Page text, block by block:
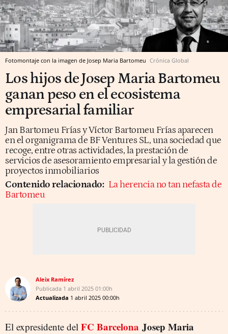
Fotomontaje con la imagen de Josep Maria Bartomeu Crónica Global
Los hijos de Josep Maria Bartomeu
ganan peso en el ecosistema
empresarial familiar
Jan Bartomeu Frías y Víctor Bartomeu Frías aparecen
en el organigrama de BF Ventures SL, una sociedad que
recoge, entre otras actividades, la prestación de
servicios de asesoramiento empresarial y la gestión de
proyectos inmobiliarios
Contenido relacionado: La herencia no tan nefasta de
Bartomeu
Aleix Ramírez
Publicada 1 abril 2025 01:00h
Actualizada 1 abril 2025 00:00h
El expresidente del FC Barcelona Josep Maria